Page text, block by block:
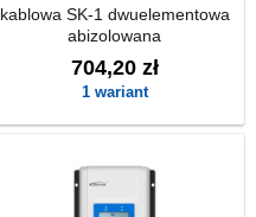
kablowa SK-1 dwuelementowa
abizolowana
704,20 zł
1 wariant